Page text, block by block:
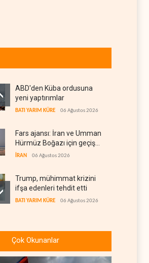
ABD'den Küba ordusuna
yeni yaptırımlar
BATI YARIM KÜRE 06 Ağustos 2026
Fars ajansı: İran ve Umman
Hürmüz Boğazı için geçiş
koridorlarında anlaştı
İRAN 06 Ağustos 2026
Trump, mühimmat krizini
ifşa edenleri tehdit etti
BATI YARIM KÜRE 06 Ağustos 2026
Şeria'da işgalci
yerleşimcilere cezasızlık
sağladı
Çok Okunanlar